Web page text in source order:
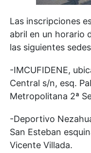
Las inscripciones
abril en un horario
las siguientes
-IMCUFIDENE,
Central s/n, esq.
Metropolitana 2ª
-Deportivo
San Esteban
Vicente Villada.